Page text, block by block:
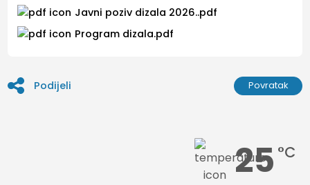
Javni poziv dizala 2026..pdf
Program dizala.pdf
Podijeli Povratak
25 °C